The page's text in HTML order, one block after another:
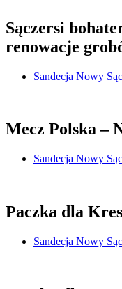
Sączersi
renowacje
Sandecja Nowy
Mecz Polska –
Sandecja Nowy
Paczka dla
Sandecja Nowy